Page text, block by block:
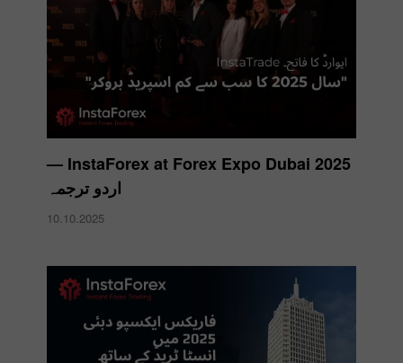
InstaForex at Forex Expo Dubai 2025 —
اردو ترجمہ
10.10.2025